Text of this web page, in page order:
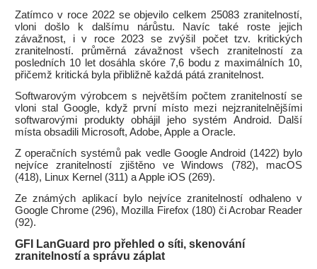
Zatímco v roce 2022 se objevilo celkem 25083 zranitelností,
vloni došlo k dalšímu nárůstu. Navíc také roste jejich
závažnost, i v roce 2023 se zvýšil počet tzv. kritických
zranitelností. průměrná závažnost všech zranitelností za
posledních 10 let dosáhla skóre 7,6 bodu z maximálních 10,
přičemž kritická byla přibližně každá pátá zranitelnost.
Softwarovým výrobcem s největším počtem zranitelností se
vloni stal Google, když první místo mezi nejzranitelnějšími
softwarovými produkty obhájil jeho systém Android. Další
místa obsadili Microsoft, Adobe, Apple a Oracle.
Z operačních systémů pak vedle Google Android (1422) bylo
nejvíce zranitelností zjištěno ve Windows (782), macOS
(418), Linux Kernel (311) a Apple iOS (269).
Ze známých aplikací bylo nejvíce zranitelností odhaleno v
Google Chrome (296), Mozilla Firefox (180) či Acrobar Reader
(92).
GFI LanGuard pro přehled o síti, skenování
zranitelností a správu záplat